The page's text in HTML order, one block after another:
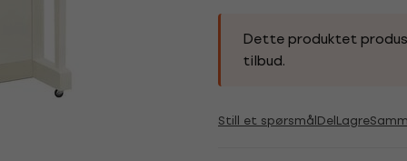
Dette produktet
tilbud.
Still et spørsmålDelLagre